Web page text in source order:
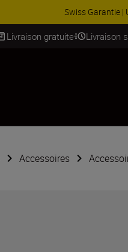
ACCESSOIRES EN
Livraison gratuite Livraison
Accessoires